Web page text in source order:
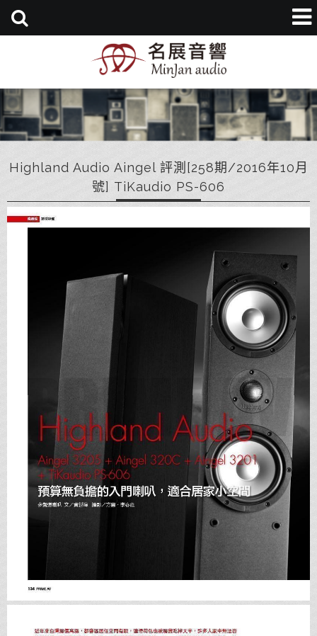
Highland Audio Aingel 評測[258期/2016年10月
號] TiKaudio PS-606